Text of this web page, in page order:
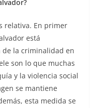
relativa. En primer
está
la criminalidad en
son lo que muchas
y la violencia social
se mantiene
esta medida se